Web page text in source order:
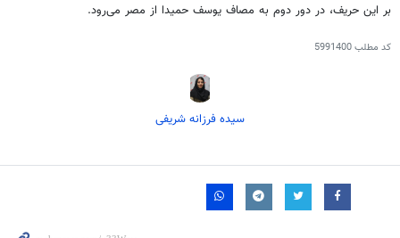
بر این حریف، در دور دوم به مصاف یوسف حمیدا از مصر می‌رود.
کد مطلب5991400
سیده فرزانه شریفی